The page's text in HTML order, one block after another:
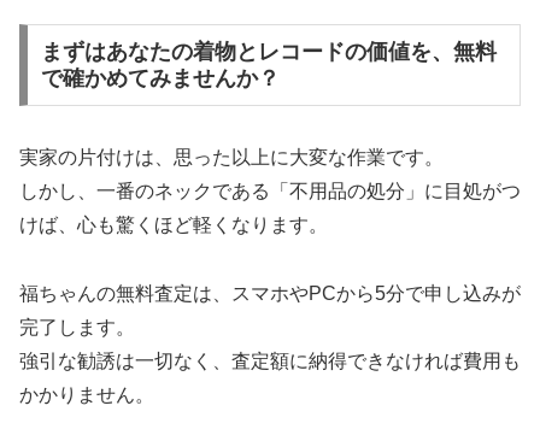
まずはあなたの着物とレコードの価値を、無料
で確かめてみませんか？
実家の片付けは、思った以上に大変な作業です。
しかし、一番のネックである「不用品の処分」に目処がつ
けば、心も驚くほど軽くなります。
福ちゃんの無料査定は、スマホやPCから5分で申し込みが
完了します。
強引な勧誘は一切なく、査定額に納得できなければ費用も
かかりません。